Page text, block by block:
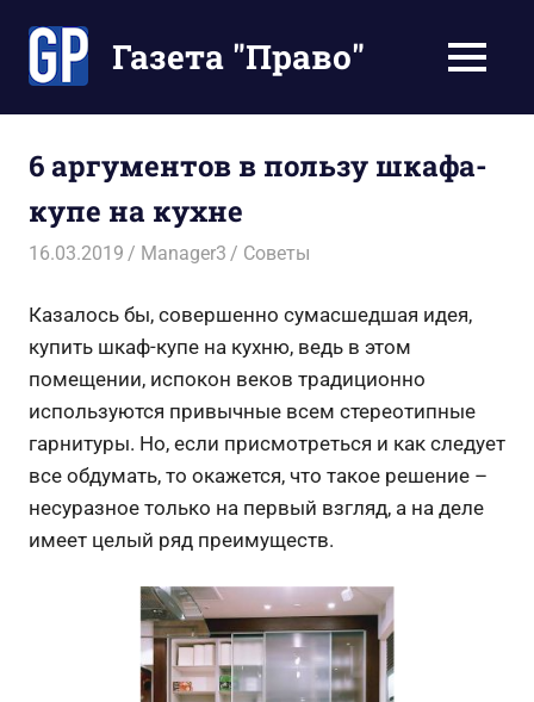
содержимомуГазета "Право"
экономят
Ваше
время
МЕНЮ
6 аргументов в пользу шкафа-
купе на кухне
16.03.2019 Manager3 Советы
Казалось бы, совершенно сумасшедшая идея,
купить шкаф-купе на кухню, ведь в этом
помещении, испокон веков традиционно
используются привычные всем стереотипные
гарнитуры. Но, если присмотреться и как следует
все обдумать, то окажется, что такое решение –
несуразное только на первый взгляд, а на деле
имеет целый ряд преимуществ.